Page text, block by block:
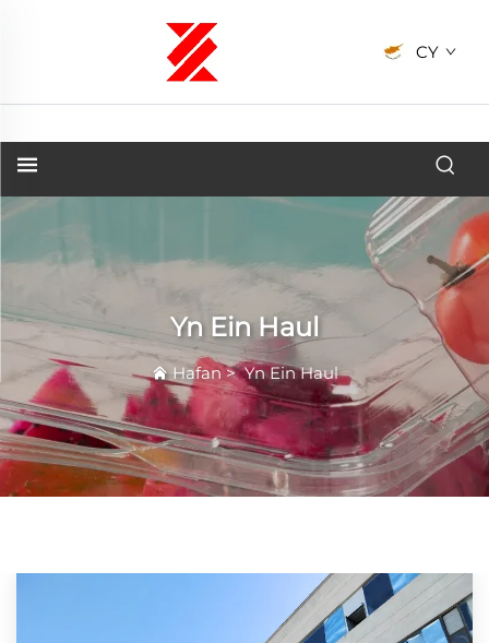
CY
Yn Ein Haul
Hafan>Yn Ein Haul